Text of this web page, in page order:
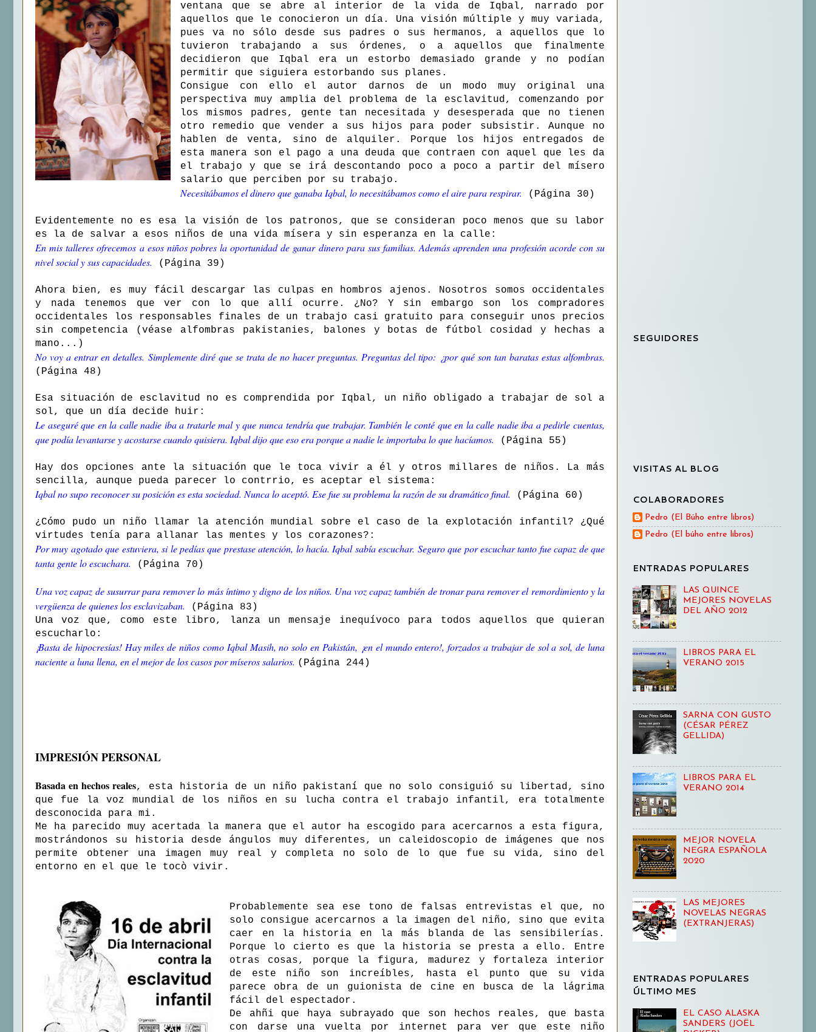
ventana que se abre al interior de la vida de Iqbal, narrado por
aquellos que le conocieron un día. Una visión múltiple y muy variada,
pues va no sólo desde sus padres o sus hermanos, a aquellos que lo
tuvieron trabajando a sus órdenes, o a aquellos que finalmente
decidieron que Iqbal era un estorbo demasiado grande y no podían
permitir que siguiera estorbando sus planes.
Consigue con ello el autor darnos de un modo muy original una
perspectiva muy amplia del problema de la esclavitud, comenzando por
los mismos padres, gente tan necesitada y desesperada que no tienen
otro remedio que vender a sus hijos para poder subsistir. Aunque no
hablen de venta, sino de alquiler. Porque los hijos entregados de
esta manera son el pago a una deuda que contraen con aquel que les da
el trabajo y que se irá descontando poco a poco a partir del mísero
salario que perciben por su trabajo.
Necesitábamos el dinero que ganaba Iqbal, lo necesitábamos como el aire para respirar. (Página 30)
Evidentemente no es esa la visión de los patronos, que se consideran poco menos que su labor
es la de salvar a esos niños de una vida mísera y sin esperanza en la calle:
En mis talleres ofrecemos a esos niños pobres la oportunidad de ganar dinero para sus familias. Además aprenden una profesión acorde con su
nivel social y sus capacidades.
(Página 39)
Ahora bien, es muy fácil descargar las culpas en hombros ajenos. Nosotros somos occidentales
y nada tenemos que ver con lo que allí ocurre. ¿No? Y sin embargo son los compradores
occidentales los responsables finales de un trabajo casi gratuito para conseguir unos precios
sin competencia (véase alfombras pakistanies, balones y botas de fútbol cosidad y hechas a
mano...)
No voy a entrar en detalles. Simplemente diré que se trata de no hacer preguntas. Preguntas del tipo: ¿por qué son tan baratas estas alfombras.
(Página 48)
Esa situación de esclavitud no es comprendida por Iqbal, un niño obligado a trabajar de sol a
sol, que un día decide huir:
Le aseguré que en la calle nadie iba a tratarle mal y que nunca tendría que trabajar. También le conté que en la calle nadie iba a pedirle cuentas,
que podía levantarse y acostarse cuando quisiera. Iqbal dijo que eso era porque a nadie le importaba lo que hacíamos.
(Página 55)
Hay dos opciones ante la situación que le toca vivir a él y otros millares de niños. La más
sencilla, aunque pueda parecer lo contrrio, es aceptar el sistema:
Iqbal no supo reconocer su posición es esta sociedad. Nunca lo aceptó. Ese fue su problema la razón de su dramático final. (Página 60)
¿Cómo pudo un niño llamar la atención mundial sobre el caso de la explotación infantil? ¿Qué
virtudes tenía para allanar las mentes y los corazones?:
Por muy agotado que estuviera, si le pedías que prestase atención, lo hacía. Iqbal sabía escuchar. Seguro que por escuchar tanto fue capaz de que
tanta gente lo escuchara.
(Página 70)
Una voz capaz de susurrar para remover lo más íntimo y digno de los niños. Una voz capaz también de tronar para remover el remordimiento y la
vergüenza de quienes los esclavizaban.
(Página 83)
Una voz que, como este libro, lanza un mensaje inequívoco para todos aquellos que quieran
escucharlo:
¡Basta de hipocresías! Hay miles de niños como Iqbal Masih, no solo en Pakistán, ¡en el mundo entero!, forzados a trabajar de sol a sol, de luna
naciente a luna llena, en el mejor de los casos por míseros salarios. (Página 244)
IMPRESIÓN PERSONAL
Basada en hechos reales, esta historia de un niño pakistaní que no solo consiguió su libertad, sino
que fue la voz mundial de los niños en su lucha contra el trabajo infantil, era totalmente
desconocida para mi.
Me ha parecido muy acertada la manera que el autor ha escogido para acercarnos a esta figura,
mostrándonos su historia desde ángulos muy diferentes, un caleidoscopio de imágenes que nos
permite obtener una imagen muy real y completa no solo de lo que fue su vida, sino del
entorno en el que le tocò vivir.
Probablemente sea ese tono de falsas entrevistas el que, no
solo consigue acercarnos a la imagen del niño, sino que evita
caer en la historia en la más blanda de las sensibilerías.
Porque lo cierto es que la historia se presta a ello. Entre
otras cosas, porque la figura, madurez y fortaleza interior
de este niño son increíbles, hasta el punto que su vida
parece obra de un guionista de cine en busca de la lágrima
fácil del espectador.
De ahñi que haya subrayado que son hechos reales, que basta
con darse una vuelta por internet para ver que este niño
SEGUIDORES
VISITAS AL BLOG
COLABORADORES
Pedro (El Búho entre libros)
Pedro (El búho entre libros)
ENTRADAS POPULARES
LAS QUINCE
MEJORES NOVELAS
DEL AÑO 2012
LIBROS PARA EL
VERANO 2015
SARNA CON GUSTO
(CÉSAR PÉREZ
GELLIDA)
LIBROS PARA EL
VERANO 2014
MEJOR NOVELA
NEGRA ESPAÑOLA
2020
LAS MEJORES
NOVELAS NEGRAS
(EXTRANJERAS)
ENTRADAS POPULARES
ÚLTIMO MES
EL CASO ALASKA
SANDERS (JOËL